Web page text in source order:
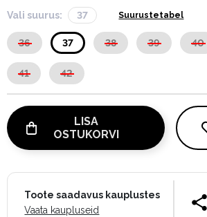
Vali suurus: 37 Suurustetabel
36 37 38 39 40
41 42
LISA
OSTUKORVI
Toote saadavus kauplustes
Vaata kaupluseid